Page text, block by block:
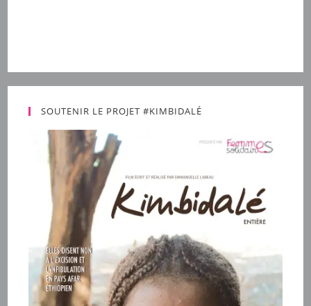
SOUTENIR LE PROJET #KIMBIDALÉ